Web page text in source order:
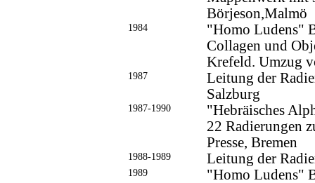
Börjeson,Malmö
1984
"Homo Ludens"
Collagen und
Krefeld. Umzug
1987
Leitung der
Salzburg
1987-1990
"Hebräisches
22 Radierungen
Presse, Bremen
1988-1989 Leitung der
1989
"Homo Ludens"